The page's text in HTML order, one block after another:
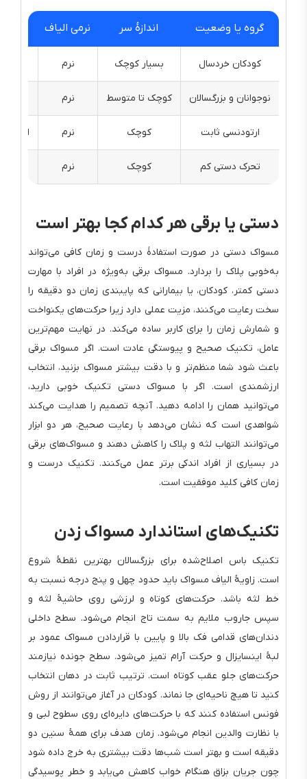
گروه یا وضعیت اندازهٔ سر نرمی الیاف
کودکان خردسال بسیار کوچک نرم
نوجوانان و بزرگسالان کوچک تا متوسط نرم
ارتودنسی ثابت کوچک نرم الیاف V شکل یا برس تک‌قلوه
تحرک دستی کم کوچک نرم
دستی یا برقی هر کدام کجا بهتر است
مسواک دستی در صورت استفادهٔ درست و زمان کافی می‌تواند
به‌خوبی پلاک را بردارد. مسواک برقی به‌ویژه در افراد با مهارت
دستی کمتر، کودکان، یا بیمارانی که پایبندی زمان دو دقیقه را
سخت رعایت می‌کنند، مزیت عملی دارد زیرا حرکت‌های یکنواخت
و شمارش زمان را برای کاربر ساده می‌کند. در نهایت مهم‌ترین
عامل، تکنیک صحیح و پیوستگی عادت است. اگر مسواک برقی
باعث شود شما منظم‌تر و با دقت بیشتر مسواک بزنید، انتخاب
ارزشمندی است. اگر با مسواک دستی تکنیک خوبی دارید،
می‌توانید همان را ادامه دهید. آنچه تصمیم را هدایت می‌کند
شواهدی است که نشان می‌دهد با رعایت صحیح، هر دو ابزار
می‌توانند التهاب لثه و پلاک را کاهش دهند و مسواک‌های برقی
در بسیاری از افراد اندکی برتر عمل می‌کنند. تکنیک درست و
زمان کافی کلید موفقیت است.
تکنیک‌های استاندارد مسواک زدن
تکنیک باس اصلاح‌شده برای بزرگسالان بهترین نقطهٔ شروع
است. زاویهٔ الیاف مسواک باید حدود چهل و پنج درجه نسبت به
خط لثه باشد. حرکت‌های کوتاه و لرزشی روی حاشیهٔ لثه و
سپس جاروب ملایم به سمت تاج انجام می‌شود. سطح داخلی
دندان‌های قدامی فک بالا و پایین با قراردادن مسواک عمود بر
لبهٔ اینسایزال و حرکت آرام تمیز می‌شود. سطح جونده نیازمند
حرکت‌های جلو عقب کوتاه است. ترتیب ثابت در دهان انتخاب
کنید تا هیچ ناحیه‌ای جا نماند. کودکان در آغاز می‌توانند از روش
فونس استفاده کنند که با حرکت‌های دایره‌ای روی سطوح لبی و
با نظارت والدین انجام می‌شود. زمان هدف برای همهٔ سنین دو
دقیقه است و بهتر است شب‌ها دقت بیشتری به خرج داده شود
چون جریان بزاق هنگام خواب کاهش می‌یابد و خطر پوسیدگی